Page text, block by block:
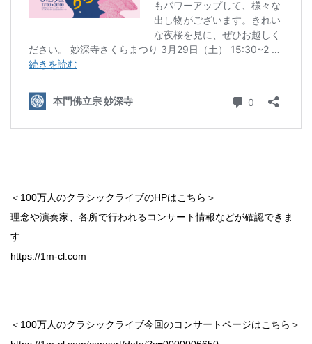
＜100万人のクラシックライブのHPはこちら＞
理念や演奏家、各所で行われるコンサート情報などが確認できま
す
https://1m-cl.com
＜100万人のクラシックライブ今回のコンサートページはこちら＞